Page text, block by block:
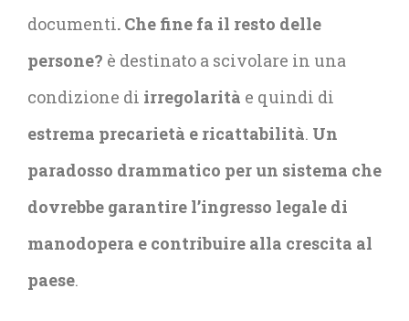
documenti. Che fine fa il resto delle
persone? è destinato a scivolare in una
condizione di irregolarità e quindi di
estrema precarietà e ricattabilità. Un
paradosso drammatico per un sistema che
dovrebbe garantire l’ingresso legale di
manodopera e contribuire alla crescita al
paese.